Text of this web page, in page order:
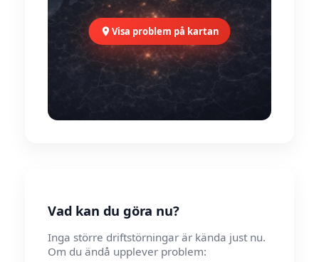
Visa problem på kartan
Vad kan du göra nu?
Inga större driftstörningar är kända just nu.
Om du ändå upplever problem: